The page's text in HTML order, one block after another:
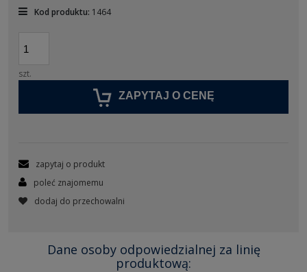
Kod produktu: 1464
szt.
ZAPYTAJ O CENĘ
zapytaj o produkt
poleć znajomemu
dodaj do przechowalni
Dane osoby odpowiedzialnej za linię
produktową: